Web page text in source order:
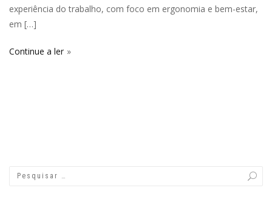
experiência do trabalho, com foco em ergonomia e bem-estar,
em […]
Continue a ler